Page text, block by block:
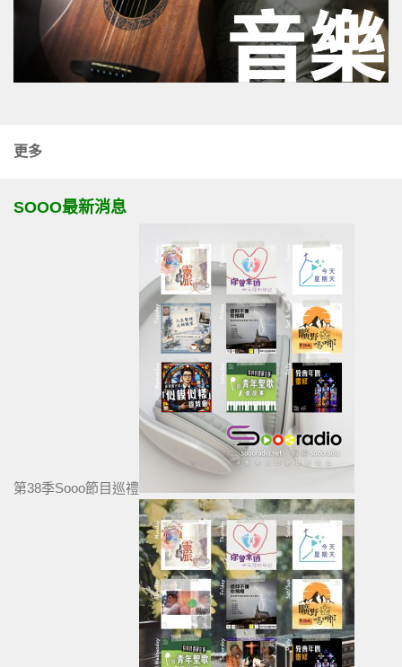
更多
SOOO最新消息
第38季Sooo節目巡禮